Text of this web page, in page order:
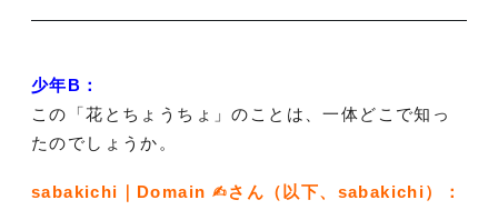
少年B：
この「花とちょうちょ」のことは、一体どこで知っ
たのでしょうか。
sabakichi｜Domain ✍︎さん（以下、sabakichi）：